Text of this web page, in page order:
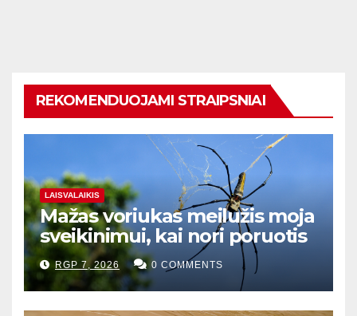
REKOMENDUOJAMI STRAIPSNIAI
LAISVALAIKIS
Mažas voriukas meilužis moja
sveikinimui, kai nori poruotis
RGP 7, 2026 0 COMMENTS